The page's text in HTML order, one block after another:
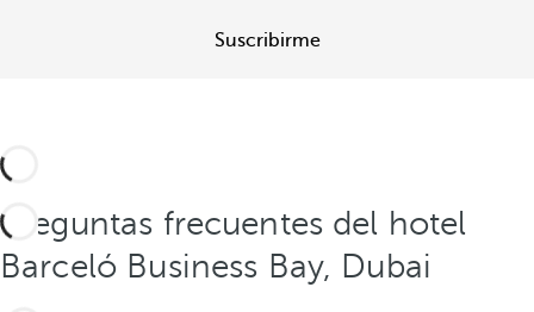
Suscribirme
Preguntas frecuentes del hotel
Barceló Business Bay, Dubai